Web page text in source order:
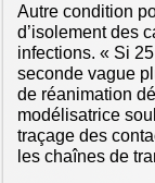
Autre condition
d’isolement des
infections. « Si
seconde vague
de réanimation
modélisatrice
traçage des
les chaînes de